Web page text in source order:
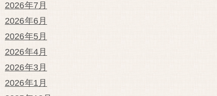
2026年7月
2026年6月
2026年5月
2026年4月
2026年3月
2026年1月